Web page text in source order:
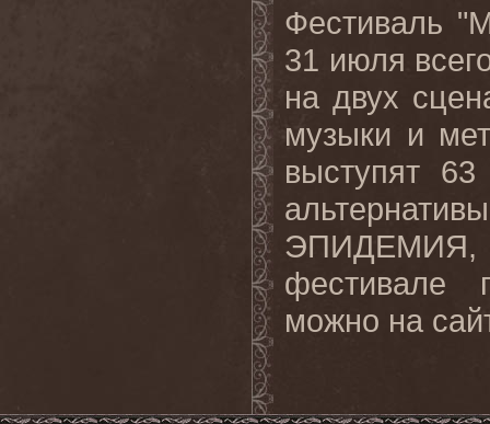
Фестиваль
31 июля
на двух
музыки и
выступят
ЭПИДЕМИЯ,
фестивале
можно на